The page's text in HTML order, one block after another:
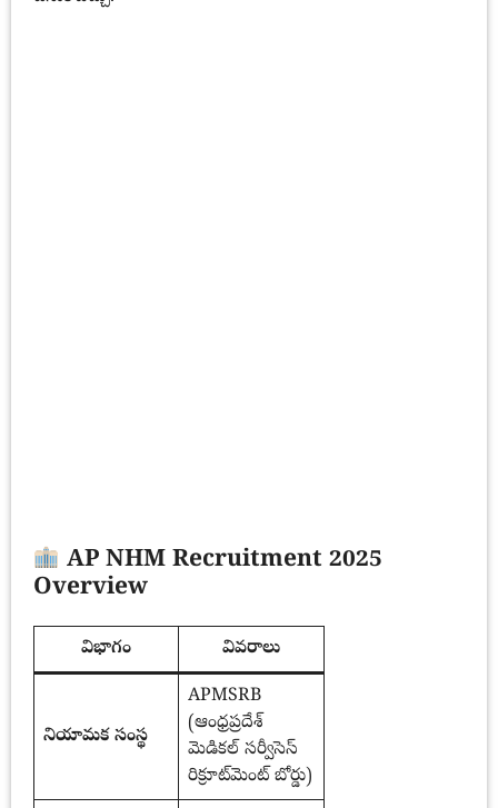
AP NHM Recruitment 2025
Overview
విభాగం వివరాలు
నియామక సంస్థ
APMSRB
(ఆంధ్రప్రదేశ్
మెడికల్ సర్వీసెస్
రిక్రూట్‌మెంట్ బోర్డు)